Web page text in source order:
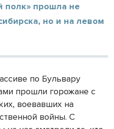
полк» прошла не
но и на левом
по Бульвару
прошли горожане с
воевавших на
войны. С